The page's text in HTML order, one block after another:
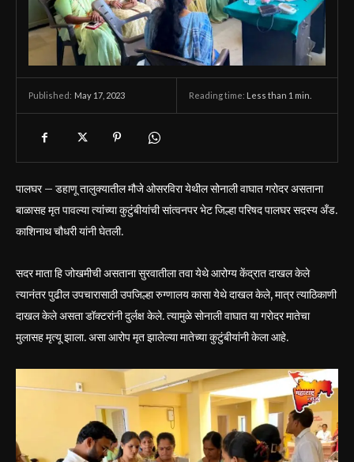
Published: May 17, 2023 Reading time: Less than 1 min.
पालघर – डहाणू तालुक्यातील मौजे ओसरविरा येथील सोनाली वाघात गरोदर असताना
बाळासह मृत पावल्या त्यांच्या कुटुंबीयांची सांत्वनपर भेट जिल्हा परिषद पालघर सदस्य अँड.
काशिनाथ चौधरी यांनी घेतली.
सदर माता हि जोखमीची असताना सुरवातीला तवा येथे आरोग्य केंद्रात दाखल केले
त्यानंतर पुढील उपचारासाठी उपजिल्हा रुग्णालय कासा येथे दाखल केले, मात्र त्याठिकाणी
दाखल केले असता डॉक्टरांनी दुर्लक्ष केले. त्यामुळे सोनाली वाघात या गरोदर मातेचा
मुलासह मृत्यू झाला. असा आरोप मृत झालेल्या मातेच्या कुटुंबीयांनी केला आहे.